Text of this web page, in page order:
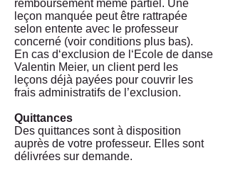
remboursement même partiel. Une
leçon manquée peut être rattrapée
selon entente avec le professeur
concerné (voir conditions plus bas).
En cas d‘exclusion de l‘Ecole de danse
Valentin Meier, un client perd les
leçons déjà payées pour couvrir les
frais administratifs de l’exclusion.
Quittances
Des quittances sont à disposition
auprès de votre professeur. Elles sont
délivrées sur demande.